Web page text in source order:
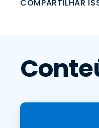
COMPARTILHAR